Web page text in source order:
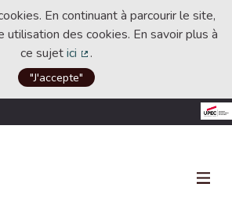
En continuant à parcourir le site,
utilisation des cookies. En savoir plus à
ce sujetici
(Lien externe)
.
"J'accepte"